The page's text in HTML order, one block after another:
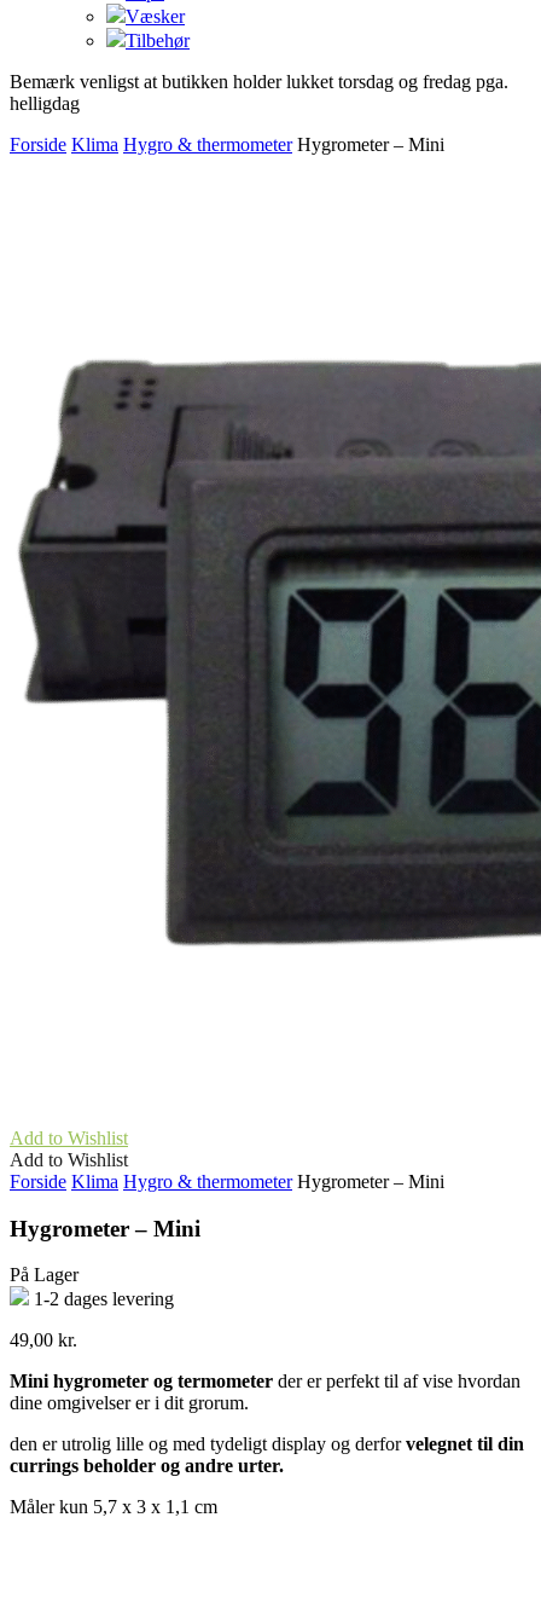
Væsker
Tilbehør
Bemærk venligst at butikken holder lukket torsdag og fredag pga.
helligdag
Forside Klima Hygro & thermometer Hygrometer – Mini
Add to Wishlist
Add to Wishlist
Forside Klima Hygro & thermometer Hygrometer – Mini
Hygrometer – Mini
På Lager
1-2 dages levering
49,00 kr.
Mini hygrometer og termometer der er perfekt til af vise hvordan
dine omgivelser er i dit grorum.
den er utrolig lille og med tydeligt display og derforvelegnet til din
currings beholder og andre urter.
Måler kun 5,7 x 3 x 1,1 cm